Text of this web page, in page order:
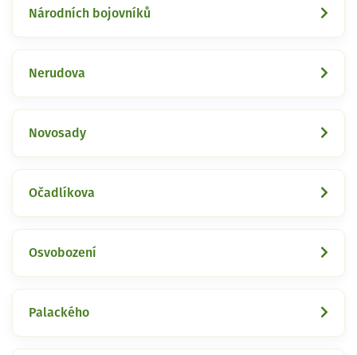
Národních bojovníků
Nerudova
Novosady
Očadlíkova
Osvobození
Palackého